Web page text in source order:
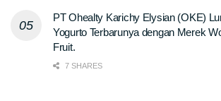
PT Ohealty Karichy Elysian (OKE)
Yogurto Terbarunya dengan Merek
Fruit.
7 SHARES